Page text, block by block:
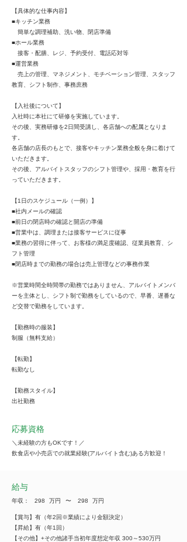
【具体的な仕事内容】
■キッチン業務
簡単な調理補助、洗い物、閉店準備
■ホール業務
接客・配膳、レジ、予約受付、電話応対等
■運営業務
売上の管理、マネジメント、モチベーション管理、スタッフ
教育、シフト制作、事務庶務
【入社後について】
入社時に本社にて研修を実施しています。
その後、実務研修を2日間受講し、各店舗への配属となりま
す。
各店舗の店長のもとで、接客やキッチン業務全般を身に着けて
いただきます。
その後、アルバイトスタッフのシフト管理や、採用・教育を行
っていただきます。
【1日のスケジュール（一例）】
■社内メールの確認
■前日の閉店時の確認と開店の準備
■営業中は、調理または接客サービスに従事
■業務の習得に伴って、お客様の満足度確認、従業員教育、シ
フト管理
■閉店時までの勤務の場合は売上管理などの事務作業
※営業時間全時間帯の勤務ではありません、アルバイトメンバ
ーを主体とし、シフト制で勤務をしているので、早番、遅番な
ど交替で勤務をしています。
【勤務時の服装】
制服（無料支給）
【転勤】
転勤なし
【勤務スタイル】
出社勤務
応募資格
＼未経験の方もOKです！／
飲食店や小売店での就業経験(アルバイト含む)ある方歓迎！
給与
年収： 298 万円 ​〜 298 万円
【賞与】有（年2回※業績により金額決定）
【昇給】有（年1回）
【その他】+その他諸手当初年度想定年収 300～530万円